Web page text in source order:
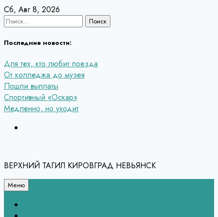
Перейти
к
Сб, Авг 8, 2026
Найти:
Последние новости:
Для тех, кто любит поезда
От колледжа до музея
Пошли выплаты
Спортивный «Оскар»
Медленно, но уходит
ВЕРХНИЙ ТАГИЛ КИРОВГРАД НЕВЬЯНСК
Меню